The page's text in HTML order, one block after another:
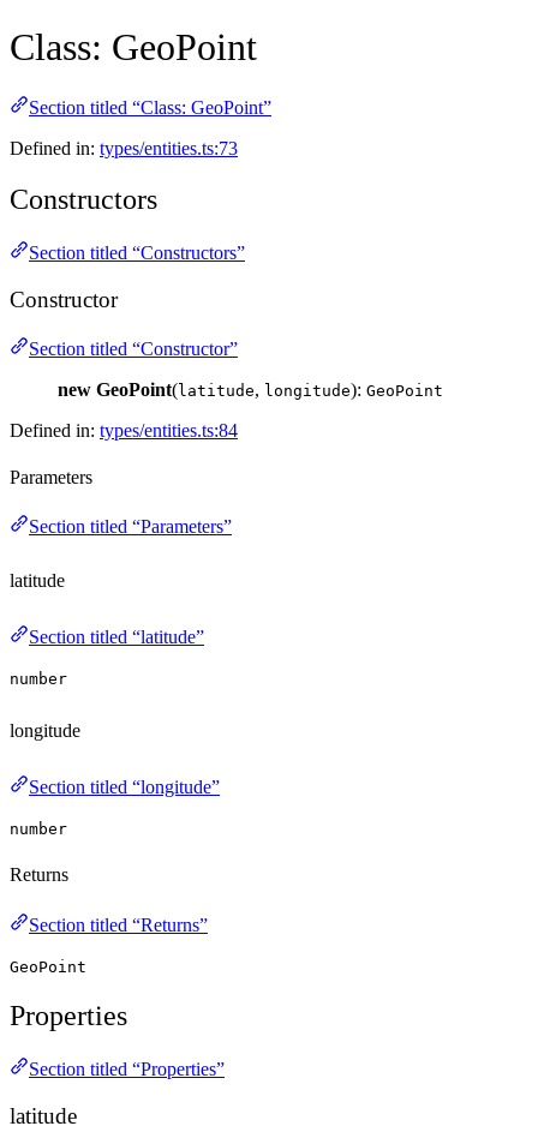
Class: GeoPoint
Section titled “Class: GeoPoint”
Defined in: types/entities.ts:73
Constructors
Section titled “Constructors”
Constructor
Section titled “Constructor”
new GeoPoint(latitude, longitude): GeoPoint
Defined in: types/entities.ts:84
Parameters
Section titled “Parameters”
latitude
Section titled “latitude”
number
longitude
Section titled “longitude”
number
Returns
Section titled “Returns”
GeoPoint
Properties
Section titled “Properties”
latitude